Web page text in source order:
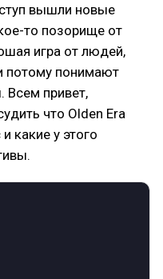
вышли новые
то позорище от
игра от людей,
потому понимают
Всем привет,
что Olden Era
какие у этого